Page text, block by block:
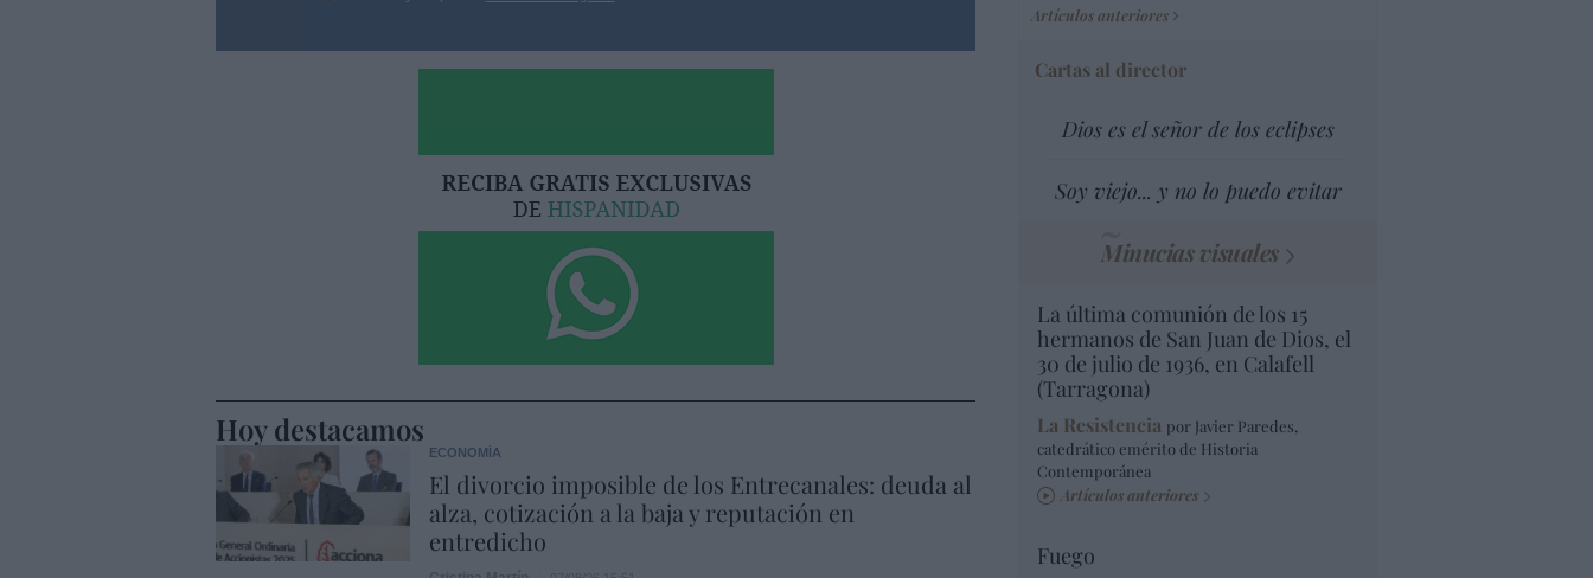
Hoy destacamos
ECONOMÍA
El divorcio imposible de los Entrecanales: deuda al
alza, cotización a la baja y reputación en
entredicho
Artículos anteriores
Cartas al director
Dios es el señor de los eclipses
Soy viejo... y no lo puedo evitar
Minucias visuales
La última comunión de los 15
hermanos de San Juan de Dios, el
30 de julio de 1936, en Calafell
(Tarragona)
La Resistencia por Javier Paredes,
catedrático emérito de Historia
Contemporánea
Artículos anteriores
Fuego